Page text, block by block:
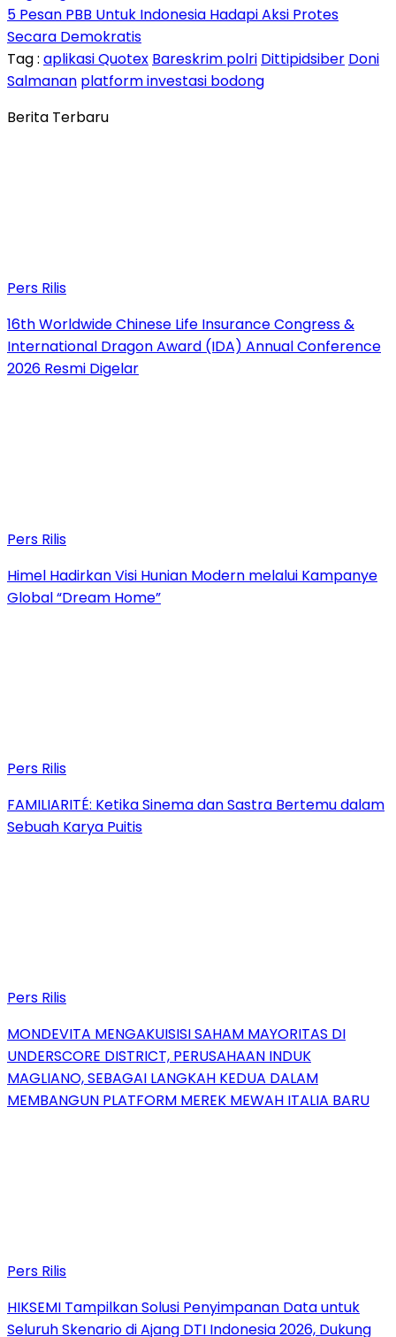
5 Pesan PBB Untuk Indonesia Hadapi Aksi Protes
Secara Demokratis
Tag : aplikasi Quotex Bareskrim polri Dittipidsiber Doni
Salmanan platform investasi bodong
Berita Terbaru
Pers Rilis
16th Worldwide Chinese Life Insurance Congress &
International Dragon Award (IDA) Annual Conference
2026 Resmi Digelar
Pers Rilis
Himel Hadirkan Visi Hunian Modern melalui Kampanye
Global “Dream Home”
Pers Rilis
FAMILIARITÉ: Ketika Sinema dan Sastra Bertemu dalam
Sebuah Karya Puitis
Pers Rilis
MONDEVITA MENGAKUISISI SAHAM MAYORITAS DI
UNDERSCORE DISTRICT, PERUSAHAAN INDUK
MAGLIANO, SEBAGAI LANGKAH KEDUA DALAM
MEMBANGUN PLATFORM MEREK MEWAH ITALIA BARU
Pers Rilis
HIKSEMI Tampilkan Solusi Penyimpanan Data untuk
Seluruh Skenario di Ajang DTI Indonesia 2026, Dukung